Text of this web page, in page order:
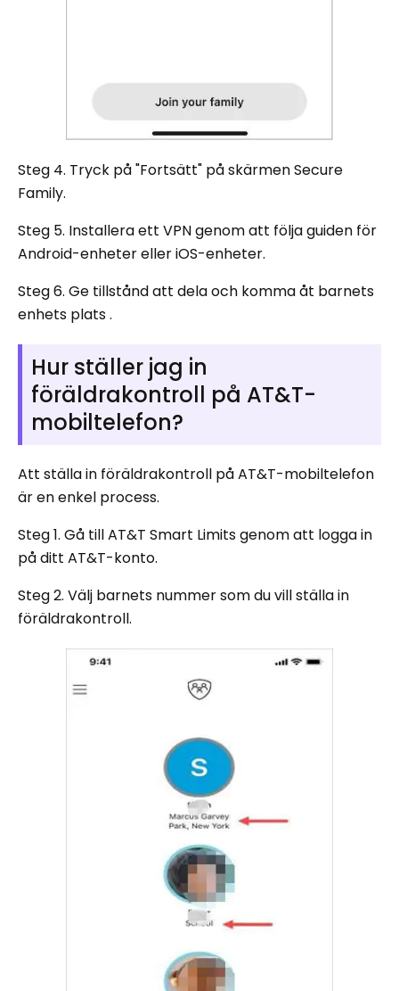
Steg 4. Tryck på "Fortsätt" på skärmen Secure
Family.
Steg 5. Installera ett VPN genom att följa guiden för
Android-enheter eller iOS-enheter.
Steg 6. Ge tillstånd att dela och komma åt barnets
enhets plats .
Hur ställer jag in
föräldrakontroll på AT&T-
mobiltelefon?
Att ställa in föräldrakontroll på AT&T-mobiltelefon
är en enkel process.
Steg 1. Gå till AT&T Smart Limits genom att logga in
på ditt AT&T-konto.
Steg 2. Välj barnets nummer som du vill ställa in
föräldrakontroll.